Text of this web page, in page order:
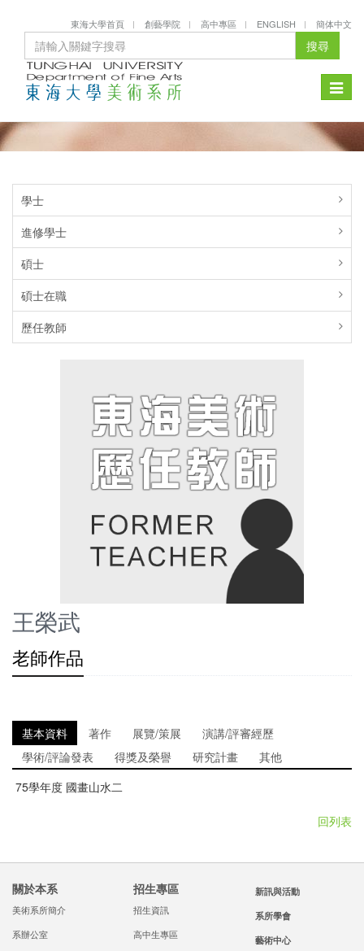
東海大學首頁 創藝學院 高中專區 ENGLISH 簡体中文
搜尋
Toggle
學士
進修學士
碩士
碩士在職
歷任教師
王榮武
老師作品
基本資料 著作 展覽/策展
演講/評審經歷
學術/評論發表
得獎及榮譽 研究計畫
其他
75學年度 國畫山水二
回列表
關於本系
美術系所簡介
系辦公室
招生專區
招生資訊
高中生專區
新訊與活動
系所學會
藝術中心